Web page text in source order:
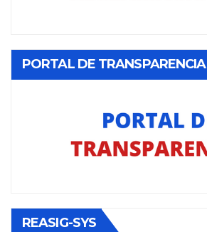
PORTAL DE TRANSPARENCIA
REASIG-SYS